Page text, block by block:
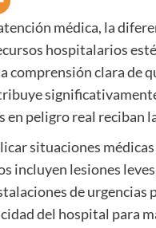
médica, la
hospitalarios
clara de
peligro real reciban
situaciones
incluyen lesiones
de
del hospital para